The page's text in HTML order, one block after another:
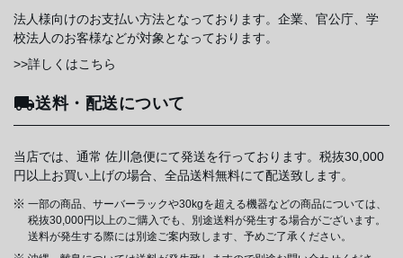
法人様向けのお支払い方法となっております。企業、官公庁、学
校法人のお客様などが対象となっております。
>>詳しくはこちら
送料・配送について
当店では、通常 佐川急便にて発送を行っております。税抜30,000
円以上お買い上げの場合、全品送料無料にて配送致します。
一部の商品、サーバーラックや30kgを超える機器などの商品については、
税抜30,000円以上のご購入でも、別途送料が発生する場合がございます。
送料が発生する際には別途ご案内致します、予めご了承ください。